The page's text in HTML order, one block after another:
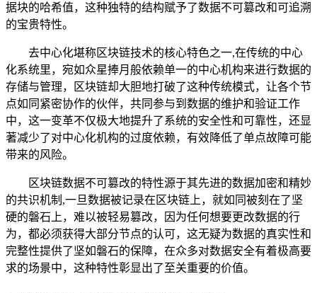
据块的哈希值，这种独特的结构赋予了数据不可篡改和可追溯
的宝贵特性。
去中心化堪称区块链技术的核心特色之一,在传统的中心
化系统里，宛如众星捧月般依赖单一的中心机构来进行数据的
存储与管理，区块链却大胆地打破了这种传统模式，让各个节
点如同紧密协作的伙伴，共同参与到数据的维护和验证工作
中，这一变革不仅极大地提升了系统的安全性和可靠性，还显
著减少了对中心化机构的过度依赖，有效降低了单点故障可能
带来的风险。
区块链数据不可篡改的特性源于其先进的数据加密和精妙
的共识机制,一旦数据被记录在区块链上，就如同被刻在了坚
硬的磐石上，难以被轻易篡改，因为任何想要更改数据的行
为，都必须获得大部分节点的认可，这无疑为数据的真实性和
完整性提供了坚如磐石的保障，在众多对数据安全有着极高要
求的场景中，这种特性彰显出了至关重要的价值。